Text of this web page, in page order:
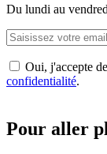
Du lundi au
Oui, j'accepte
confidentialité.
Pour aller